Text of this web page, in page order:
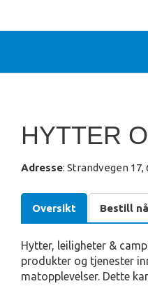
HYTTER
Adresse: Strandvegen 17,
Oversikt Bestill nå
Hytter, leiligheter &
produkter og tjenester
matopplevelser. Dette